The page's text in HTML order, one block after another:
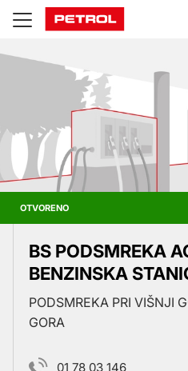
Prodajna
mjesta
OTVORENO
BS PODSMREKA
BENZINSKA
PODSMREKA PRI VIŠNJI
GORA
01 78 03 146